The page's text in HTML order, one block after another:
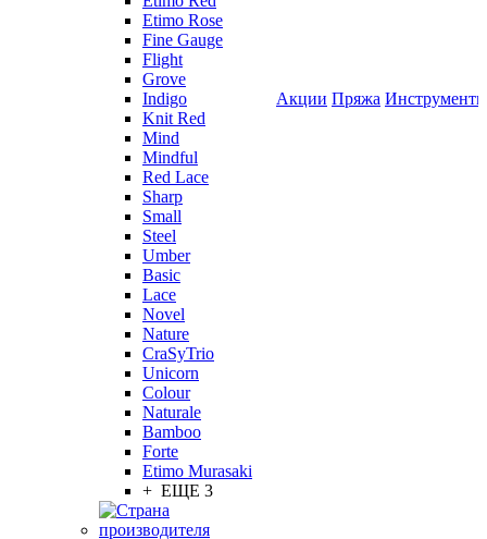
Etimo Rose
Fine Gauge
Flight
Grove
Indigo
Knit Red
Mind
Mindful
Red Lace
Sharp
Small
Steel
Umber
Basic
Lace
Novel
Nature
CraSyTrio
Unicorn
Colour
Naturale
Bamboo
Forte
Etimo Murasaki
+ ЕЩЕ 3
Акции Пряжа Инструменты